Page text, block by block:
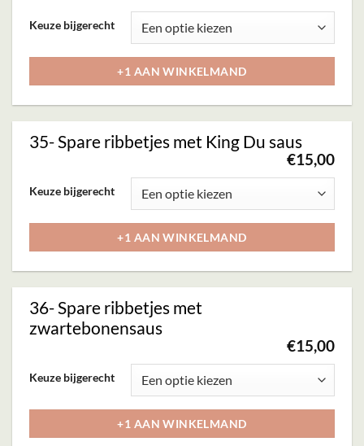
worden
op
product
heeft
variaties.
Deze
optie
gekozen
productpagina
Keuze bijgerecht
+1 AAN WINKELMAND
35- Spare ribbetjes met King Du saus
€15,00
product
heeft
variaties.
Deze
optie
kan
worden
op
Keuze bijgerecht
+1 AAN WINKELMAND
36- Spare ribbetjes met
zwartebonensaus
€15,00
product
heeft
Keuze bijgerecht
+1 AAN WINKELMAND